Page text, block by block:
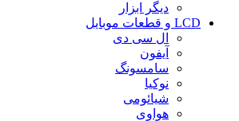
دیگر ابزار
LCD و قطعات موبایل
ال سی دی
آیفون
سامسونگ
نوکیا
شیائومی
هواوی